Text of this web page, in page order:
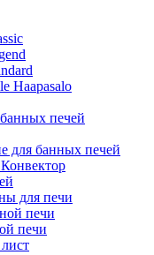
Haapasalo
печей
для банных печей
для печи
печи
печи